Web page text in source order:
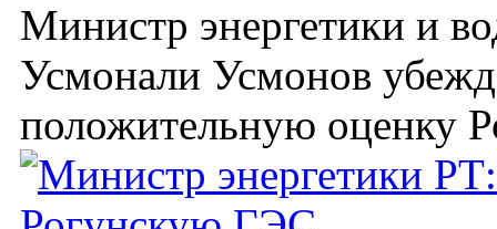
Министр энергетики и
Усмонали Усмонов
положительную оценку